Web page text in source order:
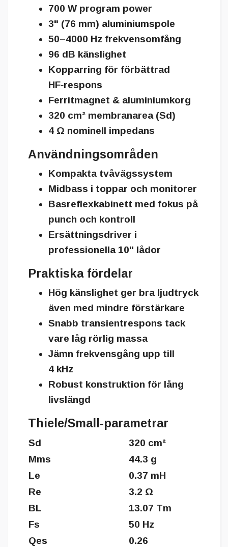
700 W program power
3" (76 mm) aluminiumspole
50–4000 Hz frekvensomfång
96 dB känslighet
Kopparring för förbättrad
HF‑respons
Ferritmagnet & aluminiumkorg
320 cm² membranarea (Sd)
4 Ω nominell impedans
Användningsområden
Kompakta tvåvägssystem
Midbass i toppar och monitorer
Basreflexkabinett med fokus på
punch och kontroll
Ersättningsdriver i
professionella 10" lådor
Praktiska fördelar
Hög känslighet ger bra ljudtryck
även med mindre förstärkare
Snabb transientrespons tack
vare låg rörlig massa
Jämn frekvensgång upp till
4 kHz
Robust konstruktion för lång
livslängd
Thiele/Small‑parametrar
Sd
320 cm²
Mms
44.3 g
Le
0.37 mH
Re
3.2 Ω
BL
13.07 Tm
Fs
50 Hz
Qes
0.26